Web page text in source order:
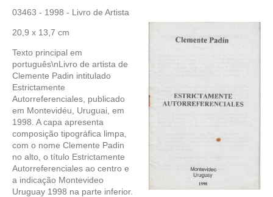
03463 - 1998 - Livro de Artista
20,9 x 13,7 cm
Texto principal em
português\nLivro de artista de
Clemente Padin intitulado
Estrictamente
Autorreferenciales, publicado
em Montevidéu, Uruguai, em
1998. A capa apresenta
composição tipográfica limpa,
com o nome Clemente Padin
no alto, o título Estrictamente
Autorreferenciales ao centro e
a indicação Montevideo
Uruguay 1998 na parte inferior.